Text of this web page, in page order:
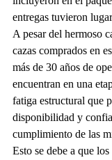
entregas tuvieron
A pesar del hermoso
cazas comprados en
más de 30 años de
encuentran en una
fatiga estructural que
disponibilidad y
cumplimiento de las
Esto se debe a que